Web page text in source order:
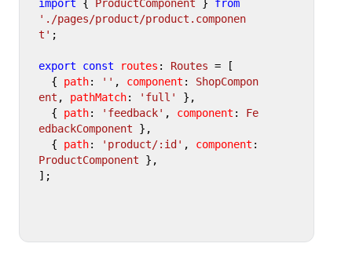
import { ProductComponent } from
'./pages/product/product.componen
t' ;
export const routes : Routes = [
  {
path: '' , component : ShopCompon
ent , pathMatch: 'full'
},
  {
path: 'feedback' , component : Fe
edbackComponent },
  {
path: 'product/:id' , component
ProductComponent },
];